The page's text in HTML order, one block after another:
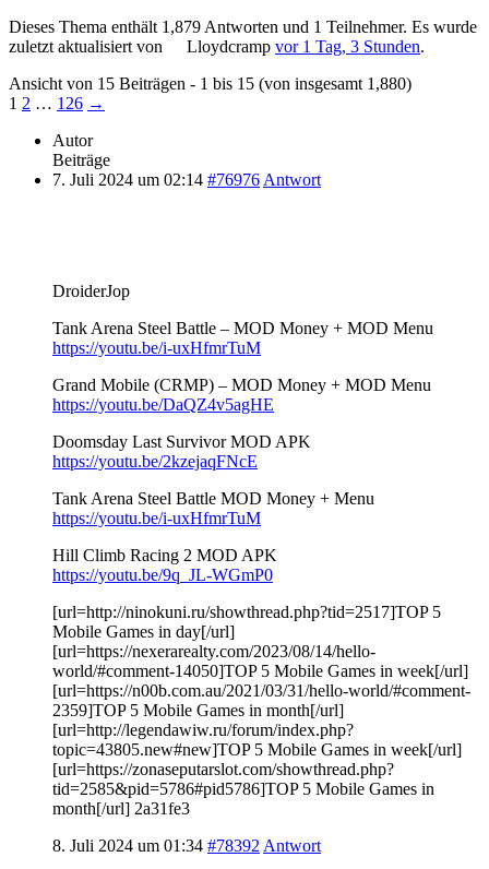
Dieses Thema enthält 1,879 Antworten und 1 Teilnehmer. Es wurde
zuletzt aktualisiert von
Lloydcramp vor 1 Tag, 3 Stunden.
Ansicht von 15 Beiträgen - 1 bis 15 (von insgesamt 1,880)
1 2 … 126 →
Autor
Beiträge
7. Juli 2024 um 02:14 #76976 Antwort
DroiderJop
Tank Arena Steel Battle – MOD Money + MOD Menu
https://youtu.be/i-uxHfmrTuM
Grand Mobile (CRMP) – MOD Money + MOD Menu
https://youtu.be/DaQZ4v5agHE
Doomsday Last Survivor MOD APK
https://youtu.be/2kzejaqFNcE
Tank Arena Steel Battle MOD Money + Menu
https://youtu.be/i-uxHfmrTuM
Hill Climb Racing 2 MOD APK
https://youtu.be/9q_JL-WGmP0
[url=http://ninokuni.ru/showthread.php?tid=2517]TOP 5
Mobile Games in day[/url]
[url=https://nexerarealty.com/2023/08/14/hello-
world/#comment-14050]TOP 5 Mobile Games in week[/url]
[url=https://n00b.com.au/2021/03/31/hello-world/#comment-
2359]TOP 5 Mobile Games in month[/url]
[url=http://legendawiw.ru/forum/index.php?
topic=43805.new#new]TOP 5 Mobile Games in week[/url]
[url=https://zonaseputarslot.com/showthread.php?
tid=2585&pid=5786#pid5786]TOP 5 Mobile Games in
month[/url] 2a31fe3
8. Juli 2024 um 01:34 #78392 Antwort